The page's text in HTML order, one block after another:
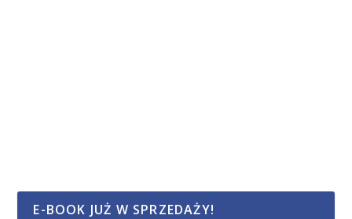
E-BOOK JUŻ W SPRZEDAŻY!